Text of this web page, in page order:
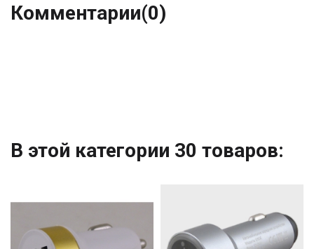
Комментарии(0)
В этой категории 30 товаров: